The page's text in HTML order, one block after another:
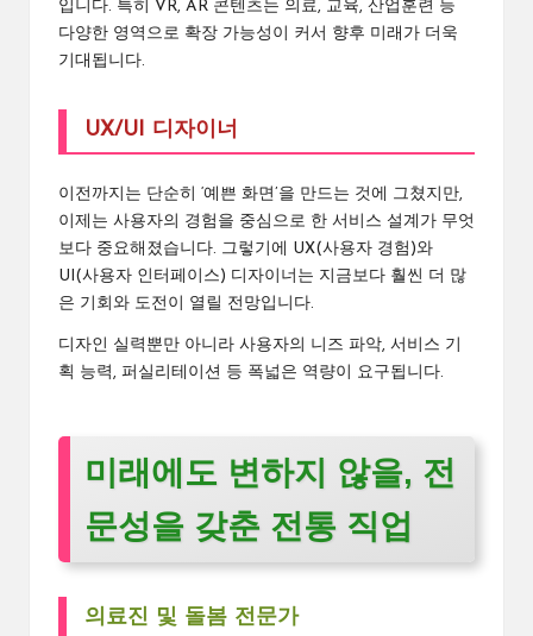
입니다. 특히 VR, AR 콘텐츠는 의료, 교육, 산업훈련 등
다양한 영역으로 확장 가능성이 커서 향후 미래가 더욱
기대됩니다.
UX/UI 디자이너
이전까지는 단순히 ‘예쁜 화면’을 만드는 것에 그쳤지만,
이제는 사용자의 경험을 중심으로 한 서비스 설계가 무엇
보다 중요해졌습니다. 그렇기에 UX(사용자 경험)와
UI(사용자 인터페이스) 디자이너는 지금보다 훨씬 더 많
은 기회와 도전이 열릴 전망입니다.
디자인 실력뿐만 아니라 사용자의 니즈 파악, 서비스 기
획 능력, 퍼실리테이션 등 폭넓은 역량이 요구됩니다.
미래에도 변하지 않을, 전
문성을 갖춘 전통 직업
의료진 및 돌봄 전문가